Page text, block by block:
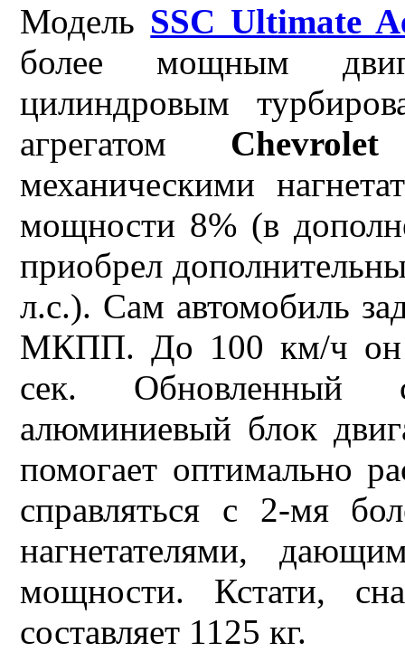
Модель SSC Ultimate
более мощным
цилиндровым
агрегатом
механическими
мощности 8% (в
приобрел
л.с.). Сам автомобиль
МКПП. До 100 км/ч он
сек. Обновленный
алюминиевый блок
помогает оптимально
справляться с 2-мя
нагнетателями,
мощности. Кстати,
составляет 1125 кг.